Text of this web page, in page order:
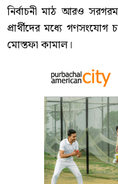
নির্বাচনী মাঠ আরও
প্রার্থীদের মধ্যে
মোস্তফা কামাল।